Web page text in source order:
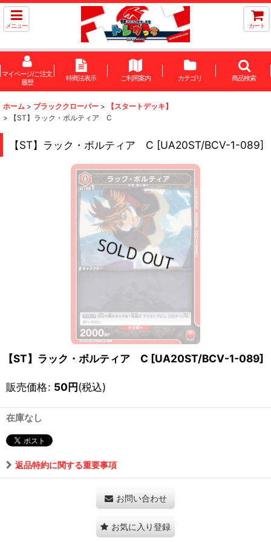
メニュー カート
マイページ/ご注文
履歴
特商法表示 ご利用案内 カテゴリ 商品検索
ホーム > ブラッククローバー >
【スタートデッキ】
>
【ST】ラック・ボルティア C
【ST】ラック・ボルティア C [UA20ST/BCV-1-089]
【ST】ラック・ボルティア C [UA20ST/BCV-1-089]
販売価格: 50円(税込)
在庫なし
返品特約に関する重要事項
お問い合わせ
お気に入り登録